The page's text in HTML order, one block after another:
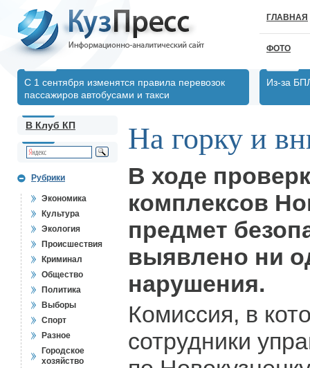
ГЛАВНАЯ
ФОТО
С 1 сентября изменятся правила перевозок
пассажиров автобусами и такси
Из-за
В Клуб КП
Рубрики
Экономика
Культура
Экология
Происшествия
Криминал
Общество
Политика
Выборы
Спорт
Разное
Городское
хозяйство
На горку и
В ходе
комплексов
предмет
выявлено ни
нарушения.
Комиссия, в
сотрудники